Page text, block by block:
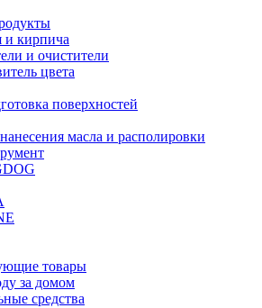
и кирпича
и очистители
цвета
поверхностей
масла и располировки
товары
за домом
средства